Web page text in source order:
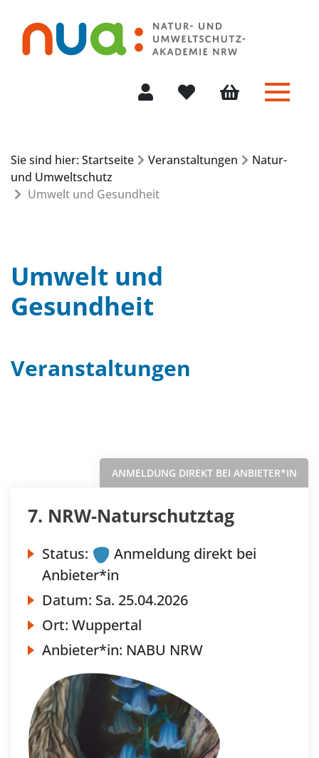
Menü
Sie sind hier: Startseite Veranstaltungen
Natur-
und Umweltschutz
Umwelt und Gesundheit
Umwelt und
Gesundheit
Veranstaltungen
ANMELDUNG DIREKT BEI ANBIETER*IN
7. NRW-Naturschutztag
Status:
Anmeldung direkt bei
Anbieter*in
Datum: Sa. 25.04.2026
Ort: Wuppertal
Anbieter*in: NABU NRW